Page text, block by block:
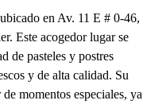
en Av. 11 E # 0-46,
Este acogedor lugar se
de pasteles y postres
y de alta calidad. Su
momentos especiales, ya